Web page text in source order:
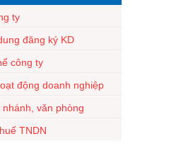
ty
đăng ký KD
công ty
động doanh nghiệp
văn phòng
TNDN